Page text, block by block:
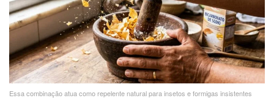
Essa combinação atua como repelente natural para insetos e formigas insistentes